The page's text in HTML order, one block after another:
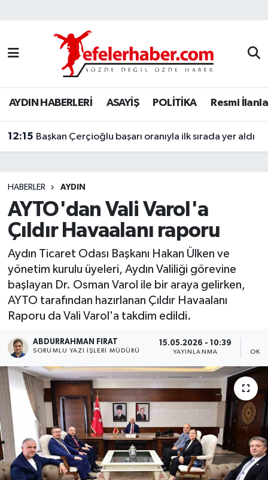
AYDIN HABERLERİ ASAYİŞ POLİTİKA Resmi
12:15 Başkan Çerçioğlu başarı oranıyla ilk sırada yer aldı
HABERLER AYDIN
AYTO'dan Vali Varol'a
Çıldır Havaalanı raporu
Aydın Ticaret Odası Başkanı Hakan Ülken ve
yönetim kurulu üyeleri, Aydın Valiliği görevine
başlayan Dr. Osman Varol ile bir araya gelirken,
AYTO tarafından hazırlanan Çıldır Havaalanı
Raporu da Vali Varol'a takdim edildi.
ABDURRAHMAN FIRAT
SORUMLU YAZI İŞLERI MÜDÜRÜ
15.05.2026 - 10:39
YAYINLANMA
Nöbetçi Eczaneler
Hava Durumu
Aydin Namaz Vakitleri
Trafik Durumu
Son Dakika Haberleri
Haber Arşivi